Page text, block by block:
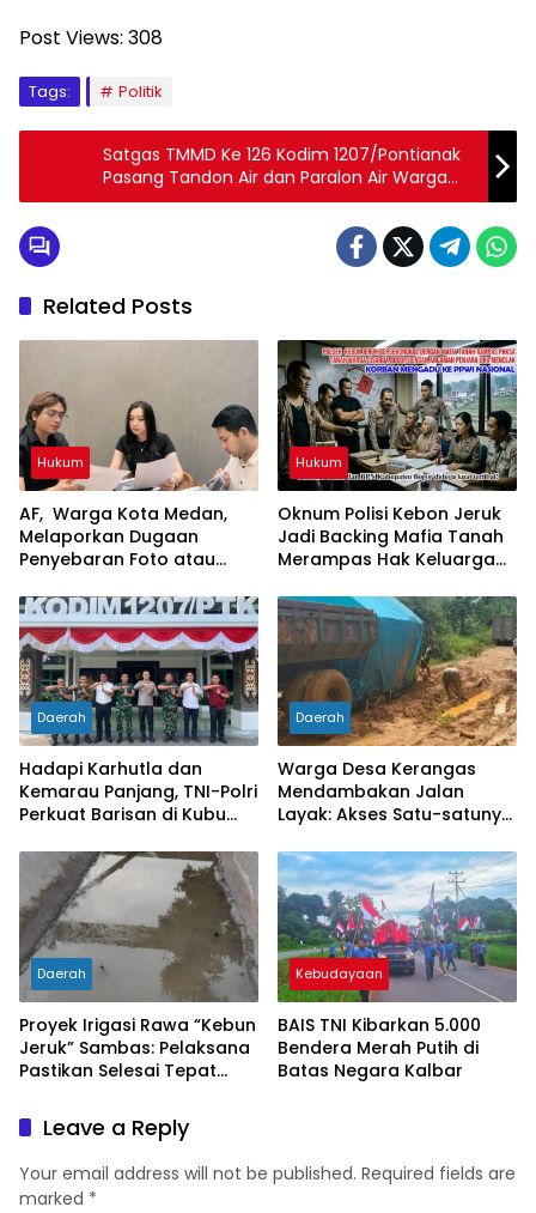
Post Views: 308
Tags: Politik
Satgas TMMD Ke 126 Kodim 1207/Pontianak
Pasang Tandon Air dan Paralon Air Warga
Dapat Aur Bersih.
Related Posts
Hukum
AF, Warga Kota Medan,
Melaporkan Dugaan
Penyebaran Foto atau
Asusila
Hukum
Oknum Polisi Kebon Jeruk
Jadi Backing Mafia Tanah
Merampas Hak Keluarga
Sutarman
Daerah
Hadapi Karhutla dan
Kemarau Panjang, TNI-Polri
Perkuat Barisan di Kubu
Daerah
Warga Desa Kerangas
Mendambakan Jalan
Layak: Akses Satu-satunya
Berlumput, Menghambat
Ekonomi dan Pelayanan
Kesehatan
Daerah
Proyek Irigasi Rawa “Kebun
Jeruk” Sambas: Pelaksana
Pastikan Selesai Tepat
Cuaca
Kebudayaan
BAIS TNI Kibarkan 5.000
Bendera Merah Putih di
Batas Negara Kalbar
Leave a Reply
Your email address will not be published. Required fields are
marked *